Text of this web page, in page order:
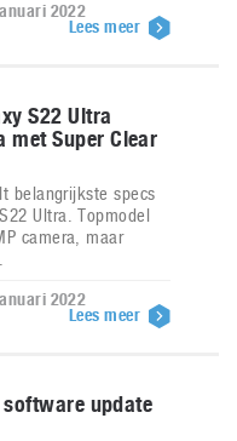
2022
Lees meer
S22 Ultra
met Super Clear
belangrijkste specs
Ultra. Topmodel
camera, maar
2022
Lees meer
software update